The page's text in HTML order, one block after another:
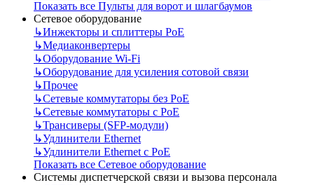
Показать все Пульты для ворот и шлагбаумов
Сетевое оборудование
↳Инжекторы и сплиттеры РоЕ
↳Медиаконвертеры
↳Оборудование Wi-Fi
↳Оборудование для усиления сотовой связи
↳Прочее
↳Сетевые коммутаторы без РоЕ
↳Сетевые коммутаторы с РоЕ
↳Трансиверы (SFP-модули)
↳Удлинители Ethernet
↳Удлинители Ethernet с PoE
Показать все Сетевое оборудование
Системы диспетчерской связи и вызова персонала